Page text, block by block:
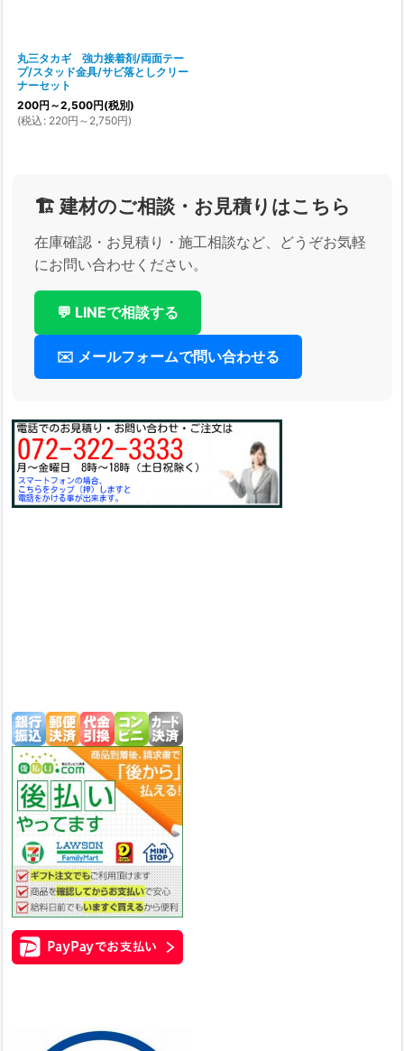
丸三タカギ 強力接着剤/両面テー
プ/スタッド金具/サビ落としクリー
ナーセット
200円 ～2,500円(税別)
(税込 : 220円 ～2,750円)
🏗️ 建材のご相談・お見積りはこちら
在庫確認・お見積り・施工相談など、どうぞお気軽
にお問い合わせください。
💬 LINEで相談する
✉️ メールフォームで問い合わせる